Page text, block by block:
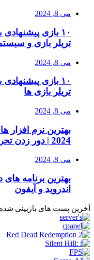
می 8, 2024
تریلر بازی و
می 8, 2024
تریلر بازی ها
می 8, 2024
بهترین نرم افزار
2024 | دور زدن تحریم ها
می 8, 2024
اندروید و آیفون
آخرین پست های بازبینی شده